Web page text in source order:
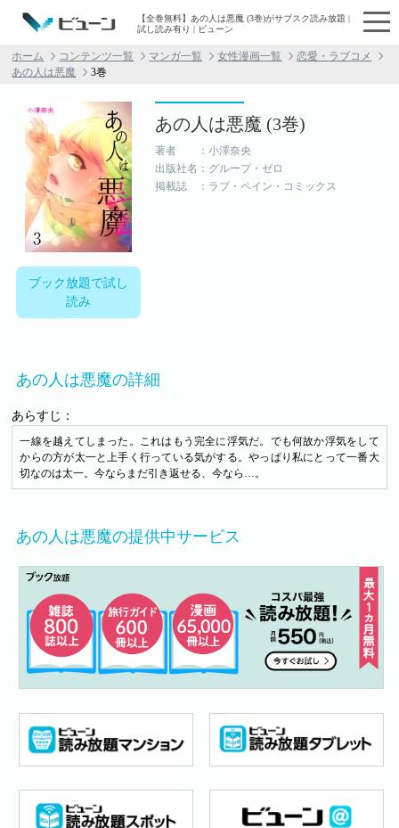
【全巻無料】あの人は悪魔 (3巻)がサブスク読み放題 |
試し読み有り | ビューン
ホーム コンテンツ一覧 マンガ一覧 女性漫画一覧
恋愛・ラブコメ
あの人は悪魔
3巻
ブック放題で試し
読み
あの人は悪魔 (3巻)
著者 ：小澤奈央
出版社名：グループ・ゼロ
掲載誌 ：ラブ・ペイン・コミックス
あの人は悪魔の詳細
あらすじ：
一線を越えてしまった。これはもう完全に浮気だ。でも何故か浮気をして
からの方が太一と上手く行っている気がする。やっぱり私にとって一番大
切なのは太一。今ならまだ引き返せる、今なら…。
あの人は悪魔の提供中サービス